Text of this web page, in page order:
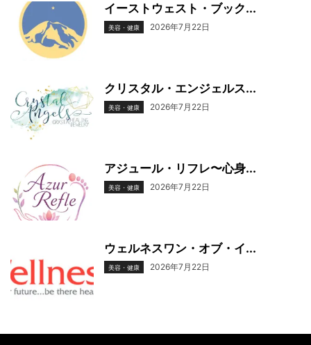
イーストウェスト・ブック...
美容・健康 2026年7月22日
クリスタル・エンジェルス...
美容・健康 2026年7月22日
アジュール・リフレ〜心身...
美容・健康 2026年7月22日
ウェルネスワン・オブ・イ...
美容・健康 2026年7月22日